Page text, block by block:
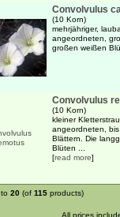
Convolvulus
(10 Korn)
mehrjähriger,
angeordneten,
großen weißen
Convolvulus
(10 Korn)
kleiner
angeordneten,
Blättern. Die
Blüten ...
[read more]
to 20 (of 115 products)
All prices